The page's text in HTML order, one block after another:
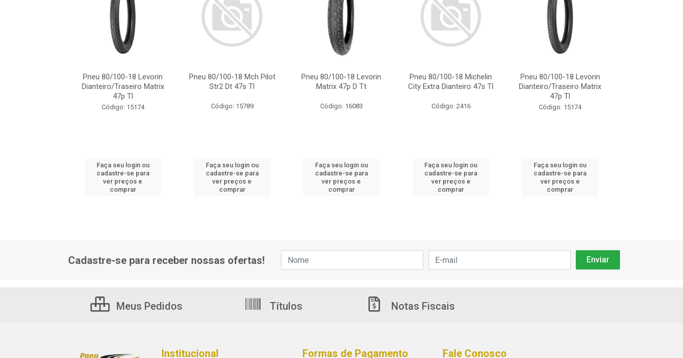
Pneu 80/100-18 Levorin
Dianteiro/Traseiro Matrix
47p Tl
Código: 15174
Faça seu login ou
cadastre-se para
ver preços e
comprar
Pneu 80/100-18 Mch Pilot
Str2 Dt 47s Tl
Código: 15789
Faça seu login ou
cadastre-se para
ver preços e
comprar
Pneu 80/100-18 Levorin
Matrix 47p D Tt
Código: 16083
Faça seu login ou
cadastre-se para
ver preços e
comprar
Pneu 80/100-18 Michelin
City Extra Dianteiro 47s Tl
Código: 2416
Faça seu login ou
cadastre-se para
ver preços e
comprar
Pneu 80/100-18 Levorin
Dianteiro/Traseiro Matrix
47p Tl
Código: 15174
Faça seu login ou
cadastre-se para
ver preços e
comprar
Cadastre-se para receber nossas ofertas!
Meus Pedidos Títulos Notas Fiscais
Institucional Formas de Pagamento Fale Conosco